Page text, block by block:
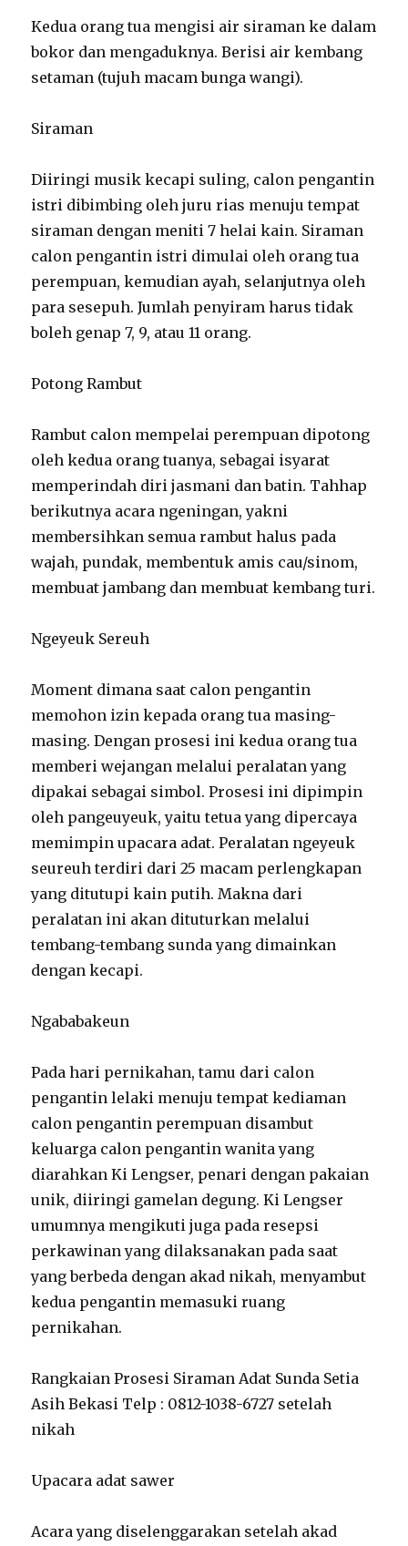
Kedua orang tua mengisi air siraman ke dalam
bokor dan mengaduknya. Berisi air kembang
setaman (tujuh macam bunga wangi).
Siraman
Diiringi musik kecapi suling, calon pengantin
istri dibimbing oleh juru rias menuju tempat
siraman dengan meniti 7 helai kain. Siraman
calon pengantin istri dimulai oleh orang tua
perempuan, kemudian ayah, selanjutnya oleh
para sesepuh. Jumlah penyiram harus tidak
boleh genap 7, 9, atau 11 orang.
Potong Rambut
Rambut calon mempelai perempuan dipotong
oleh kedua orang tuanya, sebagai isyarat
memperindah diri jasmani dan batin. Tahhap
berikutnya acara ngeningan, yakni
membersihkan semua rambut halus pada
wajah, pundak, membentuk amis cau/sinom,
membuat jambang dan membuat kembang turi.
Ngeyeuk Sereuh
Moment dimana saat calon pengantin
memohon izin kepada orang tua masing-
masing. Dengan prosesi ini kedua orang tua
memberi wejangan melalui peralatan yang
dipakai sebagai simbol. Prosesi ini dipimpin
oleh pangeuyeuk, yaitu tetua yang dipercaya
memimpin upacara adat. Peralatan ngeyeuk
seureuh terdiri dari 25 macam perlengkapan
yang ditutupi kain putih. Makna dari
peralatan ini akan dituturkan melalui
tembang-tembang sunda yang dimainkan
dengan kecapi.
Ngababakeun
Pada hari pernikahan, tamu dari calon
pengantin lelaki menuju tempat kediaman
calon pengantin perempuan disambut
keluarga calon pengantin wanita yang
diarahkan Ki Lengser, penari dengan pakaian
unik, diiringi gamelan degung. Ki Lengser
umumnya mengikuti juga pada resepsi
perkawinan yang dilaksanakan pada saat
yang berbeda dengan akad nikah, menyambut
kedua pengantin memasuki ruang
pernikahan.
Rangkaian Prosesi Siraman Adat Sunda Setia
Asih Bekasi Telp : 0812-1038-6727 setelah
nikah
Upacara adat sawer
Acara yang diselenggarakan setelah akad